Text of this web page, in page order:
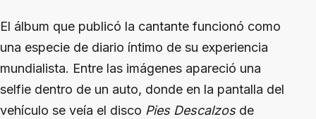
El álbum que publicó la cantante funcionó como
una especie de diario íntimo de su experiencia
mundialista. Entre las imágenes apareció una
selfie dentro de un auto, donde en la pantalla del
vehículo se veía el disco Pies Descalzosde